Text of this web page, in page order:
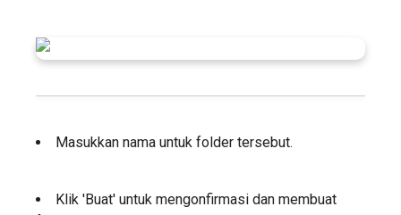
Masukkan nama untuk folder tersebut.
Klik 'Buat' untuk mengonfirmasi dan membuat